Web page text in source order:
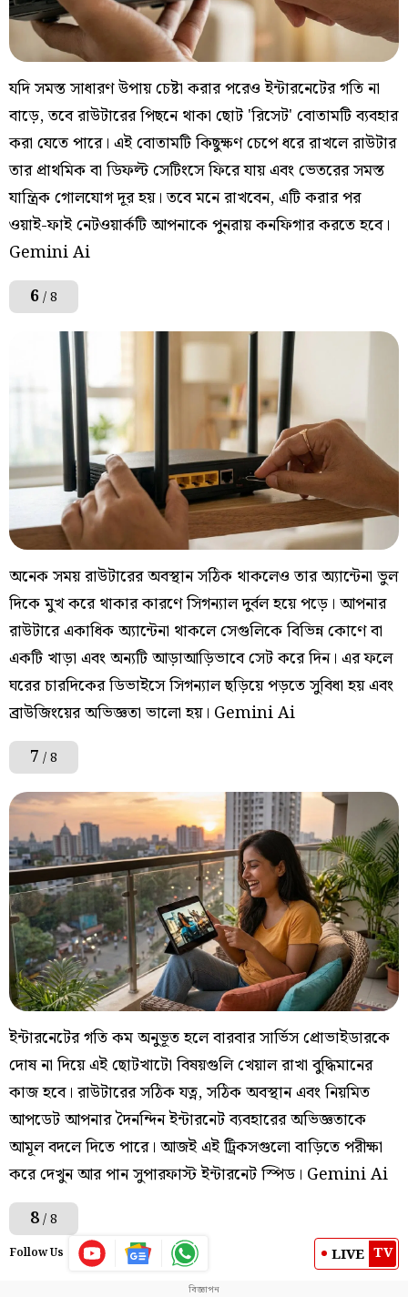
যদি সমস্ত সাধারণ উপায় চেষ্টা করার পরেও ইন্টারনেটের গতি না
বাড়ে, তবে রাউটারের পিছনে থাকা ছোট 'রিসেট' বোতামটি ব্যবহার
করা যেতে পারে। এই বোতামটি কিছুক্ষণ চেপে ধরে রাখলে রাউটার
তার প্রাথমিক বা ডিফল্ট সেটিংসে ফিরে যায় এবং ভেতরের সমস্ত
যান্ত্রিক গোলযোগ দূর হয়। তবে মনে রাখবেন, এটি করার পর
ওয়াই-ফাই নেটওয়ার্কটি আপনাকে পুনরায় কনফিগার করতে হবে।
Gemini Ai
6/ 8
অনেক সময় রাউটারের অবস্থান সঠিক থাকলেও তার অ্যান্টেনা ভুল
দিকে মুখ করে থাকার কারণে সিগন্যাল দুর্বল হয়ে পড়ে। আপনার
রাউটারে একাধিক অ্যান্টেনা থাকলে সেগুলিকে বিভিন্ন কোণে বা
একটি খাড়া এবং অন্যটি আড়াআড়িভাবে সেট করে দিন। এর ফলে
ঘরের চারদিকের ডিভাইসে সিগন্যাল ছড়িয়ে পড়তে সুবিধা হয় এবং
ব্রাউজিংয়ের অভিজ্ঞতা ভালো হয়। Gemini Ai
7 / 8
ইন্টারনেটের গতি কম অনুভূত হলে বারবার সার্ভিস প্রোভাইডারকে
দোষ না দিয়ে এই ছোটখাটো বিষয়গুলি খেয়াল রাখা বুদ্ধিমানের
কাজ হবে। রাউটারের সঠিক যত্ন, সঠিক অবস্থান এবং নিয়মিত
আপডেট আপনার দৈনন্দিন ইন্টারনেট ব্যবহারের অভিজ্ঞতাকে
আমূল বদলে দিতে পারে। আজই এই ট্রিকসগুলো বাড়িতে পরীক্ষা
করে দেখুন আর পান সুপারফাস্ট ইন্টারনেট স্পিড। Gemini Ai
8/ 8
Follow Us LIVE TV